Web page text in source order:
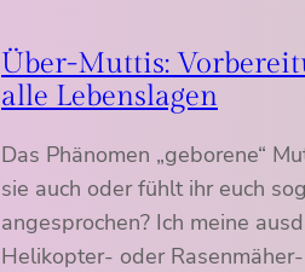
Über-Muttis:
alle Lebenslagen
Das Phänomen „geborene“
sie auch oder fühlt ihr euch
angesprochen? Ich meine
Helikopter- oder